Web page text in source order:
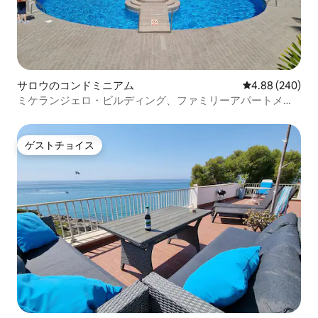
サロウのコンドミニアム レビュー240
4.88 (240)
ミケランジェロ・ビルディング、ファミリーアパートメン
ゲストチョイス
ゲストチョイス